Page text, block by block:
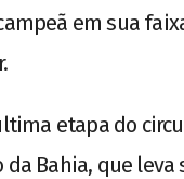
em sua
etapa do
Bahia, que